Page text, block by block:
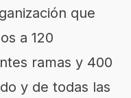
que
a 120
ramas y 400
y de todas las